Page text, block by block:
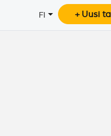
FI + Uusi